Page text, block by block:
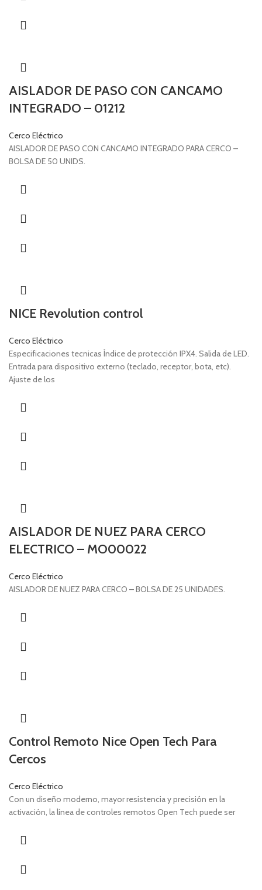
AISLADOR DE PASO CON CANCAMO
INTEGRADO – 01212
Cerco Eléctrico
AISLADOR DE PASO CON CANCAMO INTEGRADO PARA CERCO –
BOLSA DE 50 UNIDS.
NICE Revolution control
Cerco Eléctrico
Especificaciones tecnicas Índice de protección IPX4. Salida de LED.
Entrada para dispositivo externo (teclado, receptor, bota, etc).
Ajuste de los
AISLADOR DE NUEZ PARA CERCO
ELECTRICO – MO00022
Cerco Eléctrico
AISLADOR DE NUEZ PARA CERCO – BOLSA DE 25 UNIDADES.
Control Remoto Nice Open Tech Para
Cercos
Cerco Eléctrico
Con un diseño moderno, mayor resistencia y precisión en la
activación, la línea de controles remotos Open Tech puede ser